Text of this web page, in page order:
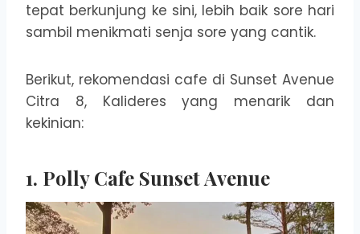
tepat berkunjung ke sini, lebih baik sore hari
sambil menikmati senja sore yang cantik.
Berikut, rekomendasi cafe di Sunset Avenue
Citra 8, Kalideres yang menarik dan
kekinian:
1. Polly Cafe Sunset Avenue